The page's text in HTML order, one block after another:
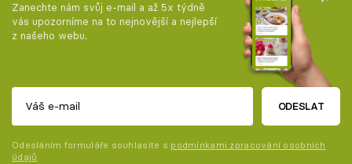
Zanechte nám svůj e-mail a až 5x týdně
vás upozorníme na to nejnovější a nejlepší
z našeho webu.
ODESLAT
Odesláním formuláře souhlasíte s podmínkami zpracování osobních
údajů